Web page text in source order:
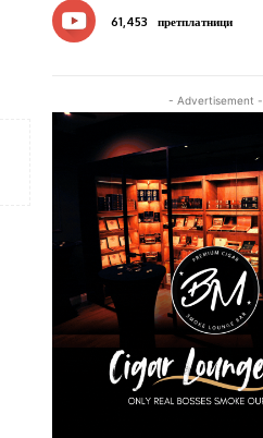
61,453 претплатници
- Advertisement -